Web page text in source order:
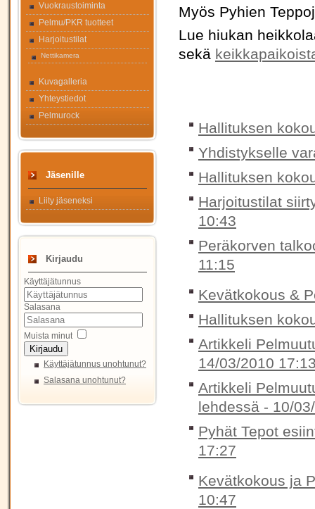
Vuokraustoiminta
Pelmu/PKR tuotteet
Harjoitustilat
Nettikamera
Kuvagalleria
Yhteystiedot
Pelmurock
Jäsenille
Liity jäseneksi
Kirjaudu
Käyttäjätunnus
Salasana
Muista minut
Kirjaudu
Käyttäjätunnus unohtunut?
Salasana unohtunut?
Myös Pyhien
Lue hiukan
sekä
Hallituksen
Yhdistykselle
Hallituksen
Harjoitustilat
10:43
Peräkorven
11:15
Kevätkokous &
Hallituksen
Artikkeli
14/03/2010
Artikkeli
lehdessä - 10/
Pyhät Tepot
17:27
Kevätkokous ja
10:47